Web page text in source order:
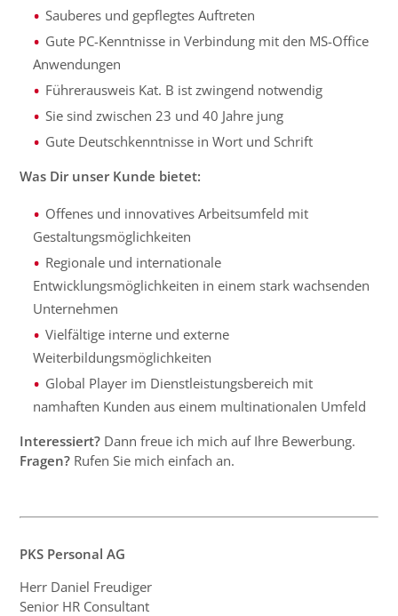
Sauberes und gepflegtes Auftreten
Gute PC-Kenntnisse in Verbindung mit den MS-Office
Anwendungen
Führerausweis Kat. B ist zwingend notwendig
Sie sind zwischen 23 und 40 Jahre jung
Gute Deutschkenntnisse in Wort und Schrift
Was Dir unser Kunde bietet:
Offenes und innovatives Arbeitsumfeld mit
Gestaltungsmöglichkeiten
Regionale und internationale
Entwicklungsmöglichkeiten in einem stark wachsenden
Unternehmen
Vielfältige interne und externe
Weiterbildungsmöglichkeiten
Global Player im Dienstleistungsbereich mit
namhaften Kunden aus einem multinationalen Umfeld
Interessiert? Dann freue ich mich auf Ihre Bewerbung.
Fragen? Rufen Sie mich einfach an.
PKS Personal AG
Herr Daniel Freudiger
Senior HR Consultant